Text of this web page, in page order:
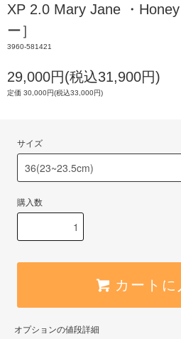
XP 2.0 Mary Jane ・
ー］
3960-581421
29,000円(税込31,900円)
定価 30,000円(税込33,000円)
サイズ
購入数
カートに
オプションの値段詳細